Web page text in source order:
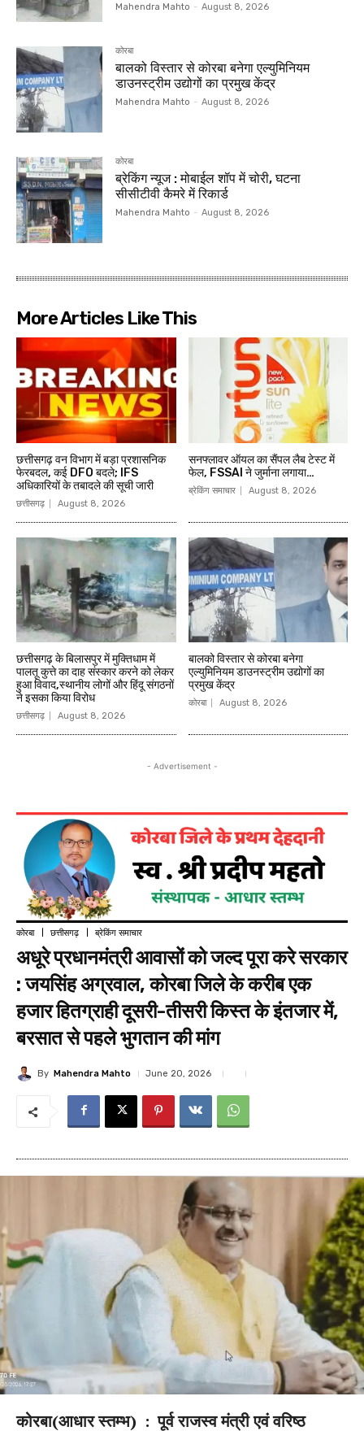
Mahendra Mahto - August 8, 2026
कोरबा
बालको विस्तार से कोरबा बनेगा एल्युमिनियम
डाउनस्ट्रीम उद्योगों का प्रमुख केंद्र
Mahendra Mahto - August 8, 2026
कोरबा
ब्रेकिंग न्यूज : मोबाईल शॉप में चोरी, घटना
सीसीटीवी कैमरे में रिकार्ड
Mahendra Mahto - August 8, 2026
More Articles Like This
छत्तीसगढ़ वन विभाग में बड़ा प्रशासनिक
फेरबदल, कई DFO बदले; IFS
अधिकारियों के तबादले की सूची जारी
छत्तीसगढ़ August 8, 2026
सनफ्लावर ऑयल का सैंपल लैब टेस्ट में
फेल, FSSAI ने जुर्माना लगाया…
ब्रेकिंग समाचार August 8, 2026
छत्तीसगढ़ के बिलासपुर में मुक्तिधाम में
पालतू कुत्ते का दाह संस्कार करने को लेकर
हुआ विवाद,स्थानीय लोगों और हिंदू संगठनों
ने इसका किया विरोध
छत्तीसगढ़ August 8, 2026
बालको विस्तार से कोरबा बनेगा
एल्युमिनियम डाउनस्ट्रीम उद्योगों का
प्रमुख केंद्र
कोरबा August 8, 2026
- Advertisement -